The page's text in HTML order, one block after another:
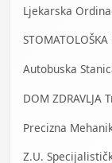
Ljekarska
Autobuska
DOM ZDRAVLJA
Precizna